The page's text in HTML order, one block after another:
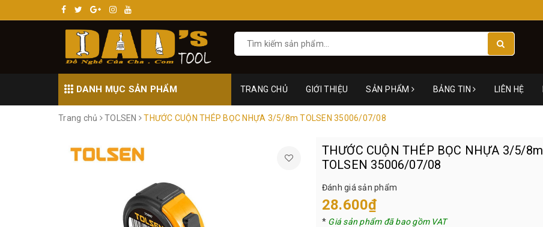
DANH MỤC SẢN PHẨM TRANG CHỦ GIỚI THIỆU SẢN PHẨM BẢNG TIN LIÊN HỆ
Trang chủ TOLSEN THƯỚC CUỘN THÉP BỌC NHỰA 3/5/8m TOLSEN 35006/07/08
THƯỚC CUỘN THÉP BỌC NHỰA 3/5/8m
TOLSEN 35006/07/08
Đánh giá sản phẩm
28.600₫
* Giá sản phẩm đã bao gồm VAT